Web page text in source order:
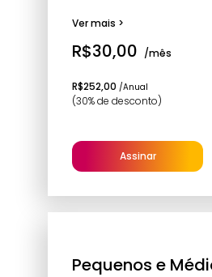
Ver mais >
R$30,00 /mês
R$252,00 /Anual
(30% de desconto)
Assinar
Pequenos e